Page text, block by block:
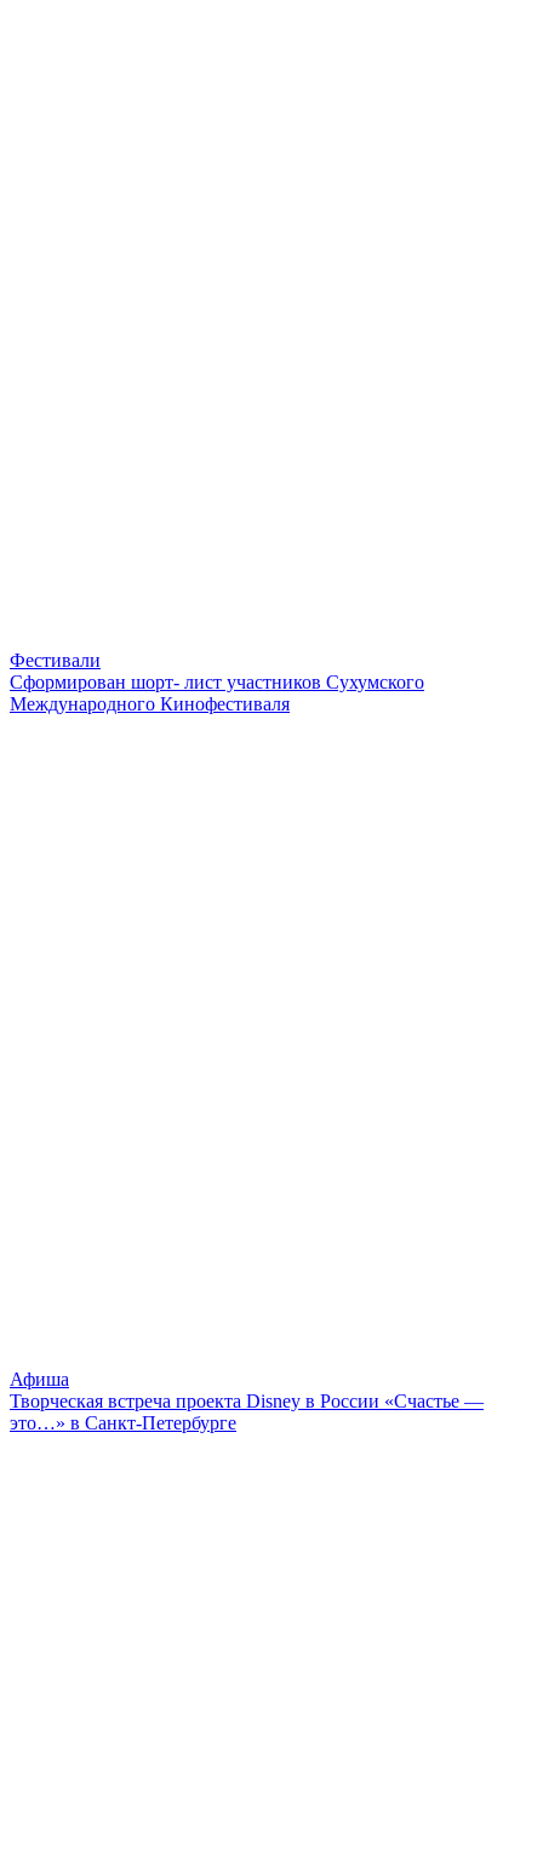
Фестивали
Сформирован шорт- лист участников Сухумского
Международного Кинофестиваля
Афиша
Творческая встреча проекта Disney в России «Счастье —
это…» в Санкт-Петербурге